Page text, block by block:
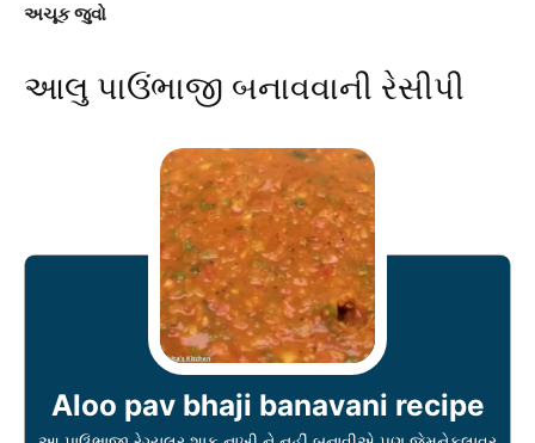
અચૂક જુવો
આલુ પાઉંભાજી બનાવવાની રેસીપી
Aloo pav bhaji banavani recipe